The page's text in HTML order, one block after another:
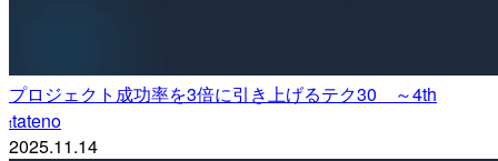
プロジェクト成功率を3倍に引き上げるテク30 ～4th
ttateno
2025.11.14